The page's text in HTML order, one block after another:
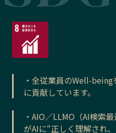
・全従業員のWell-
に貢献しています。
・AIO／LLMO（AI検索
がAIに“正しく理解され